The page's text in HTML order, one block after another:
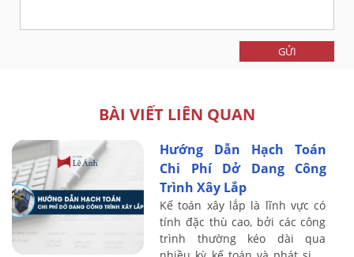
GỬI
BÀI VIẾT LIÊN QUAN
Hướng Dẫn Hạch Toán
Chi Phí Dở Dang Công
Trình Xây Lắp
Kế toán xây lắp là lĩnh vực có
tính đặc thù cao, bởi các công
trình thường kéo dài qua